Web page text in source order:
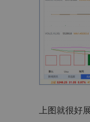
上图就很好